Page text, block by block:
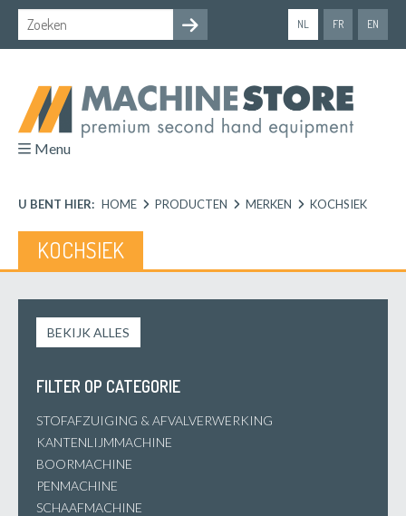
NL FR EN
Menu
U BENT HIER: HOME PRODUCTEN MERKEN KOCHSIEK
KOCHSIEK
BEKIJK ALLES
FILTER OP CATEGORIE
STOFAFZUIGING & AFVALVERWERKING
KANTENLIJMMACHINE
BOORMACHINE
PENMACHINE
SCHAAFMACHINE